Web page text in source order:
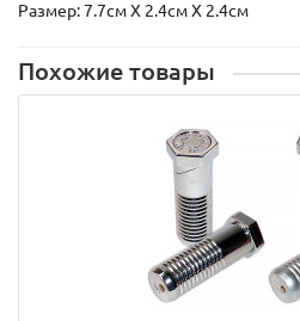
Размер: 7.7см Х 2.4см Х 2.4см
Похожие товары